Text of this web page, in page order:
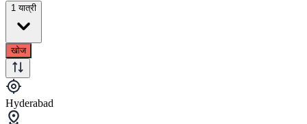
1 यात्री
खोज
Hyderabad